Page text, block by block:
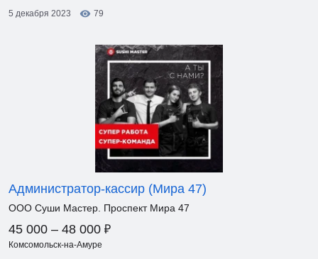
5 декабря 2023
79
Администратор-кассир (Мира 47)
ООО Суши Мастер. Проспект Мира 47
45 000 – 48 000 ₽
Комсомольск-на-Амуре